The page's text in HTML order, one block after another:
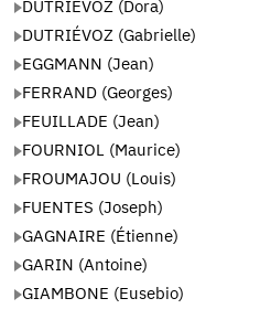
DUTRIEVOZ (Dora)
DUTRIÉVOZ (Gabrielle)
EGGMANN (Jean)
FERRAND (Georges)
FEUILLADE (Jean)
FOURNIOL (Maurice)
FROUMAJOU (Louis)
FUENTES (Joseph)
GAGNAIRE (Étienne)
GARIN (Antoine)
GIAMBONE (Eusebio)